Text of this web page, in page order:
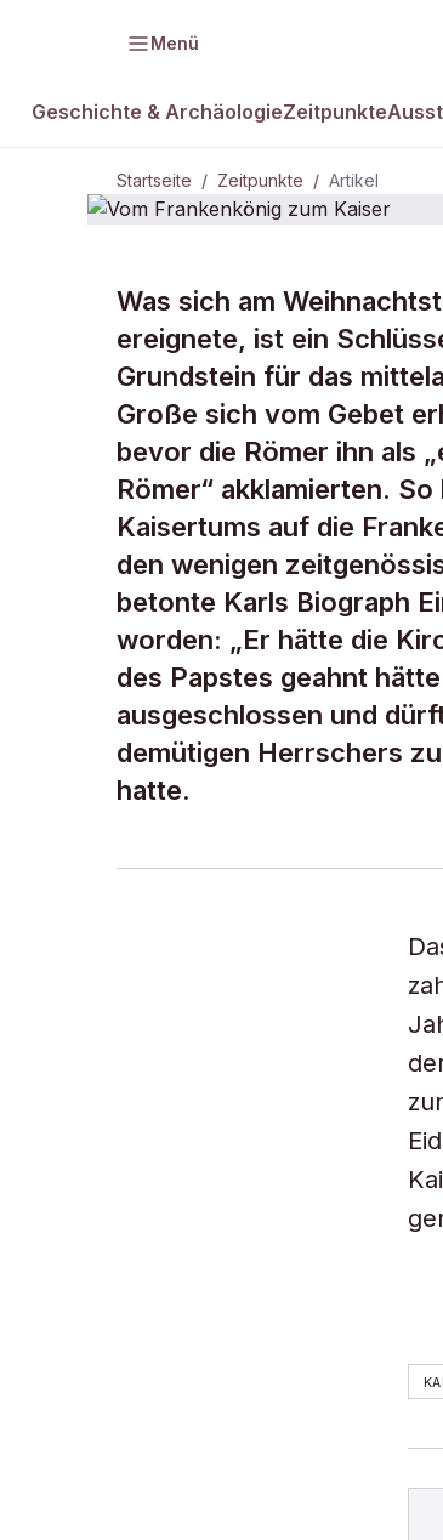
Menü
Geschichte & ArchäologieZeitpunkte
Startseite / Zeitpunkte / Artikel
ZEITPUNKTE · 25. DEZEMBER
Vom
Kaiser
Was sich am
ereignete, ist ein
Grundstein für das
Große sich vom Gebet
bevor die Römer ihn als
Römer“ akklamierten.
Kaisertums auf die
den wenigen
betonte Karls Biograph
worden: „Er hätte die
des Papstes geahnt
ausgeschlossen und
demütigen Herrschers
hatte.